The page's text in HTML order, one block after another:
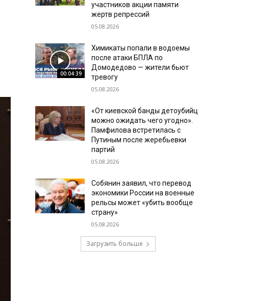
участников акции памяти
жертв репрессий
05.08.2026
00:04:39
Химикаты попали в водоемы
после атаки БПЛА по
Домодедово — жители бьют
тревогу
05.08.2026
«От киевской банды детоубийц
можно ожидать чего угодно».
Памфилова встретилась с
Путиным после жеребьевки
партий
05.08.2026
Собянин заявил, что перевод
экономики России на военные
рельсы может «убить вообще
страну»
05.08.2026
Загрузить больше